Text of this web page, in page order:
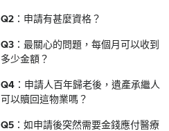
Q2：申請有甚麼資格？
Q3：最關心的問題，每個月可以收到
多少金額？
Q4：申請人百年歸老後，遺產承繼人
可以贖回這物業嗎？
Q5：如申請後突然需要金錢應付醫療